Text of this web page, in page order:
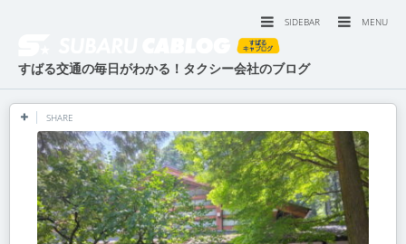
MENU
SIDEBAR
すばる交通の毎日がわかる！タクシー会社のブログ
SHARE